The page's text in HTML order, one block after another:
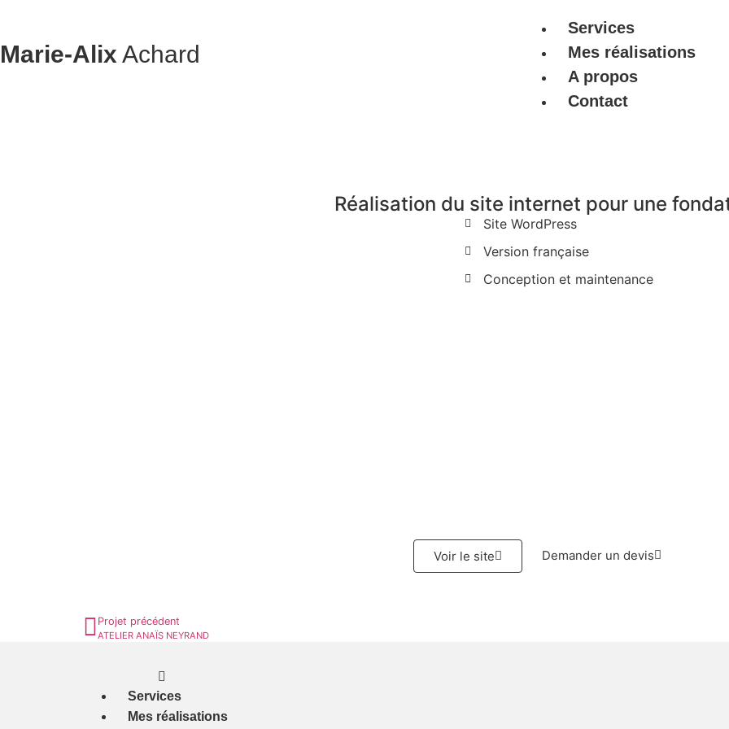
Marie-Alix Achard
Services
Mes réalisations
A propos
Contact
Réalisation du site internet pour une
Site WordPress
Version française
Conception et maintenance
Voir le site Demander un devis
Projet précédent
ATELIER ANAÏS NEYRAND
Services
Mes réalisations